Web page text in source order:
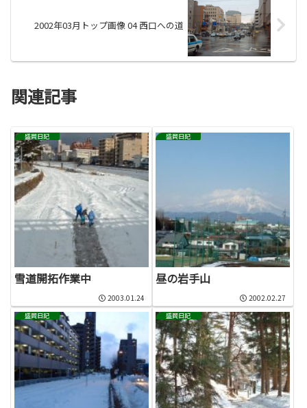
2002年03月トップ画像 04 西口への道
関連記事
盛岡日記
雪道開拓作業中
2003.01.24
盛岡日記
昼の岩手山
2002.02.27
盛岡日記 盛岡日記